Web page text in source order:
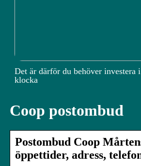
Det är därför du behöver investera
klocka
Coop postombud
Postombud Coop
öppettider, adress,